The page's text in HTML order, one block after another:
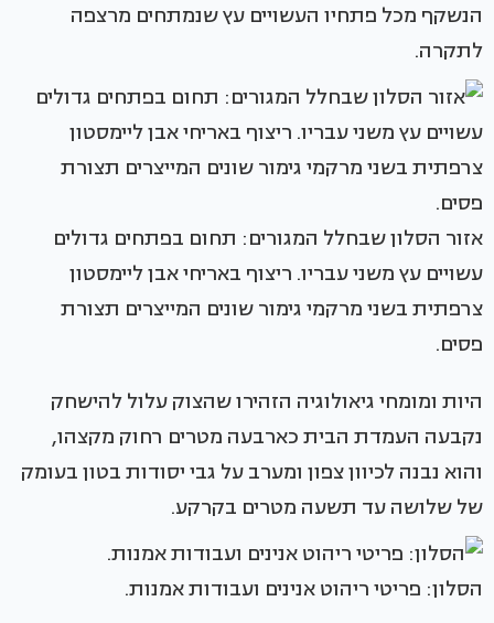
הנשקף מכל פתחיו העשויים עץ שנמתחים מרצפה
לתקרה.
אזור הסלון שבחלל המגורים: תחום בפתחים גדולים
עשויים עץ משני עבריו. ריצוף באריחי אבן ליימסטון
צרפתית בשני מרקמי גימור שונים המייצרים תצורת
פסים.
היות ומומחי גיאולוגיה הזהירו שהצוק עלול להישחק
נקבעה העמדת הבית כארבעה מטרים רחוק מקצהו,
והוא נבנה לכיוון צפון ומערב על גבי יסודות בטון בעומק
של שלושה עד תשעה מטרים בקרקע.
הסלון: פריטי ריהוט אנינים ועבודות אמנות.